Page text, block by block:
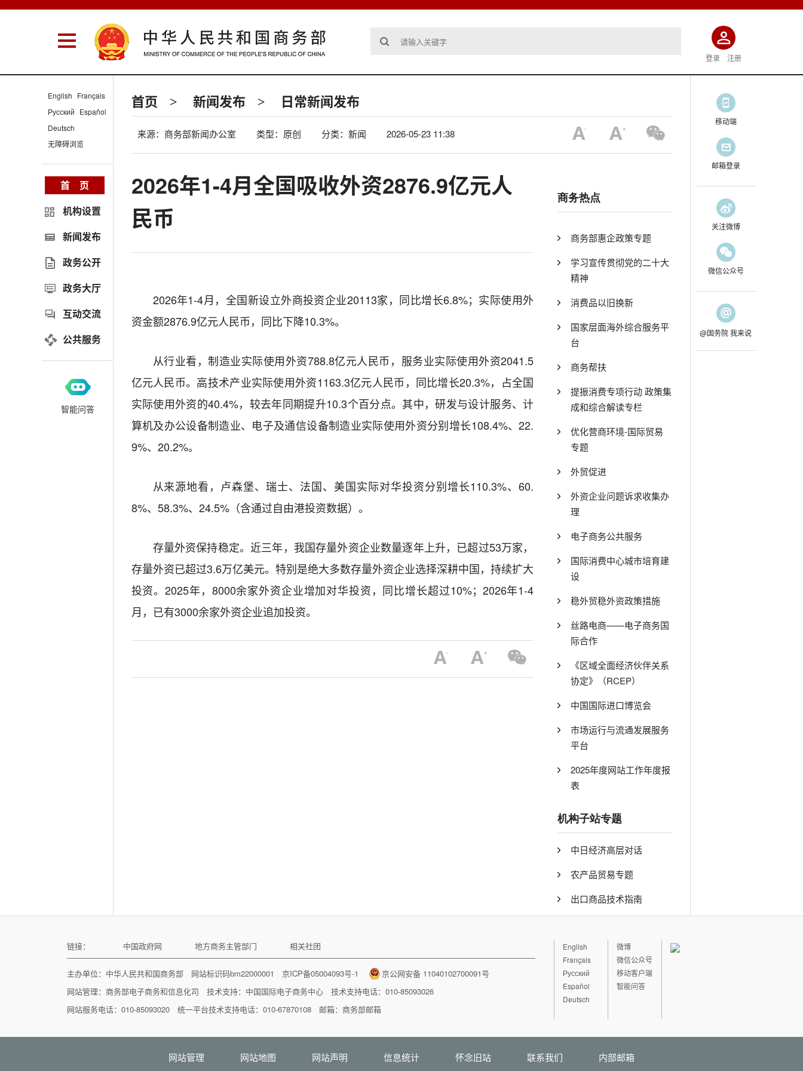
登录 注册
首页 > 新闻发布 > 日常新闻发布
来源：商务部新闻办公室 类型：原创 分类：新闻 2026-05-23 11:38
2026年1-4月全国吸收外资2876.9亿元人
民币
2026年1-4月，全国新设立外商投资企业20113家，同比增长6.8%；实际使用外
资金额2876.9亿元人民币，同比下降10.3%。
从行业看，制造业实际使用外资788.8亿元人民币，服务业实际使用外资2041.5
亿元人民币。高技术产业实际使用外资1163.3亿元人民币，同比增长20.3%，占全国
实际使用外资的40.4%，较去年同期提升10.3个百分点。其中，研发与设计服务、计
算机及办公设备制造业、电子及通信设备制造业实际使用外资分别增长108.4%、22.
9%、20.2%。
从来源地看，卢森堡、瑞士、法国、美国实际对华投资分别增长110.3%、60.
8%、58.3%、24.5%（含通过自由港投资数据）。
存量外资保持稳定。近三年，我国存量外资企业数量逐年上升，已超过53万家，
存量外资已超过3.6万亿美元。特别是绝大多数存量外资企业选择深耕中国，持续扩大
投资。2025年，8000余家外资企业增加对华投资，同比增长超过10%；2026年1-4
月，已有3000余家外资企业追加投资。
商务热点
商务部惠企政策专题
学习宣传贯彻党的二十大
精神
消费品以旧换新
国家层面海外综合服务平
台
商务帮扶
提振消费专项行动 政策集
成和综合解读专栏
优化营商环境-国际贸易
专题
外贸促进
外资企业问题诉求收集办
理
电子商务公共服务
国际消费中心城市培育建
设
稳外贸稳外资政策措施
丝路电商——电子商务国
际合作
《区域全面经济伙伴关系
协定》（RCEP）
中国国际进口博览会
市场运行与流通发展服务
平台
2025年度网站工作年度报
表
机构子站专题
中日经济高层对话
农产品贸易专题
出口商品技术指南
English Français
Русский Español
Deutsch
无障碍浏览
首 页
机构设置
新闻发布
政务公开
政务大厅
互动交流
公共服务
智能问答
移动端
邮箱登录
关注微博
微信公众号
@国务院 我来说
链接： 中国政府网 地方商务主管部门 相关社团
主办单位：中华人民共和国商务部 网站标识码bm22000001京ICP备05004093号-1
京公网安备 11040102700091号
网站管理：商务部电子商务和信息化司 技术支持： 中国国际电子商务中心 技术支持电话：010-85093026
网站服务电话：010-85093020 统一平台技术支持电话：010-67870108 邮箱：商务部邮箱
English
Français
Русский
Español
Deutsch
微博
微信公众号
移动客户端
智能问答
网站管理 网站地图 网站声明 信息统计 怀念旧站 联系我们 内部邮箱